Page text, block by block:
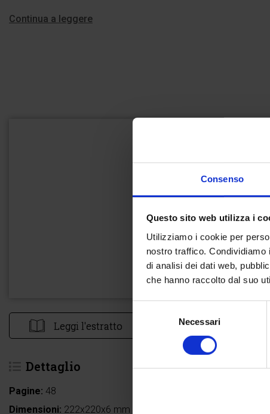
Consenso
Questo sito web utilizza i
Utilizziamo i cookie per
nostro traffico.
di analisi dei dati web,
che hanno raccolto dal suo
consenso
Necessari
Continua a leggere
Leggi l'estratto
Dettaglio
Pagine: 48
Dimensioni: 222x220x6 mm